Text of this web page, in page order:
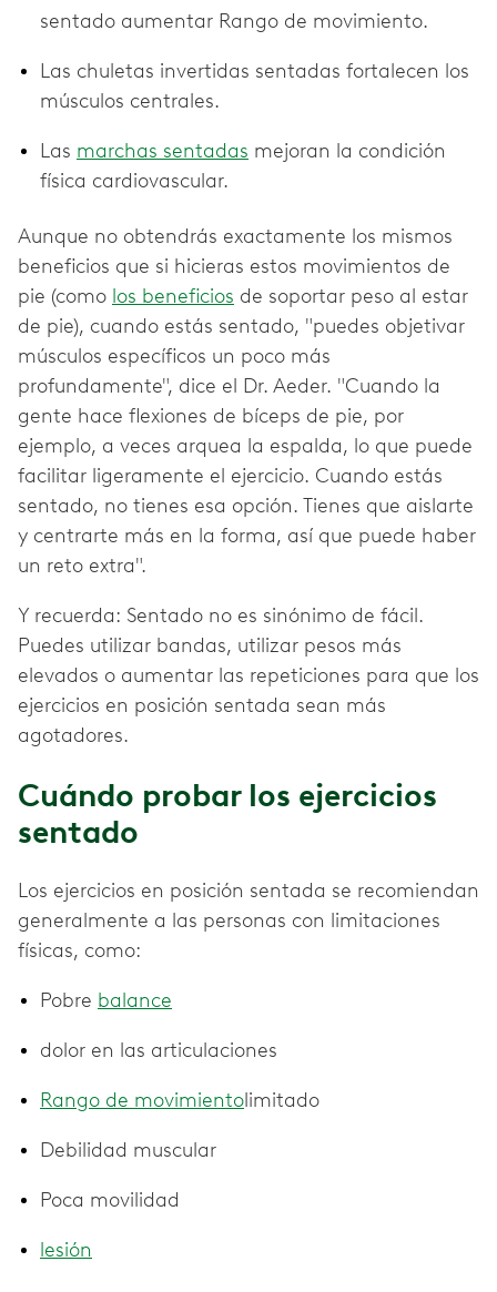
sentado aumentar Rango de movimiento.
Las chuletas invertidas sentadas fortalecen los
músculos centrales.
Las marchas sentadas mejoran la condición
física cardiovascular.
Aunque no obtendrás exactamente los mismos
beneficios que si hicieras estos movimientos de
pie (como los beneficios de soportar peso al estar
de pie), cuando estás sentado, "puedes objetivar
músculos específicos un poco más
profundamente", dice el Dr. Aeder. "Cuando la
gente hace flexiones de bíceps de pie, por
ejemplo, a veces arquea la espalda, lo que puede
facilitar ligeramente el ejercicio. Cuando estás
sentado, no tienes esa opción. Tienes que aislarte
y centrarte más en la forma, así que puede haber
un reto extra".
Y recuerda: Sentado no es sinónimo de fácil.
Puedes utilizar bandas, utilizar pesos más
elevados o aumentar las repeticiones para que los
ejercicios en posición sentada sean más
agotadores.
Cuándo probar los ejercicios
sentado
Los ejercicios en posición sentada se recomiendan
generalmente a las personas con limitaciones
físicas, como:
Pobre balance
dolor en las articulaciones
Rango de movimientolimitado
Debilidad muscular
Poca movilidad
lesión